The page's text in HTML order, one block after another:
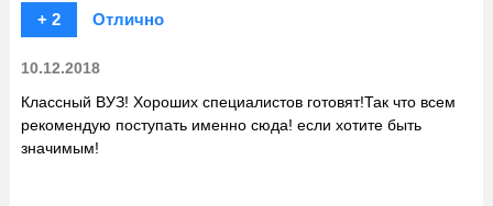
+ 2
Отлично
10.12.2018
Классный ВУЗ! Хороших специалистов готовят!Так что всем
рекомендую поступать именно сюда! если хотите быть
значимым!